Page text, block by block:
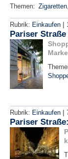
Themen: Zigaretten,
Rubrik: Einkaufen |
Pariser
Rubrik: Einkaufen |
Pariser